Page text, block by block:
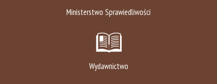
Ministerstwo Sprawiedliwości
Wydawnictwo